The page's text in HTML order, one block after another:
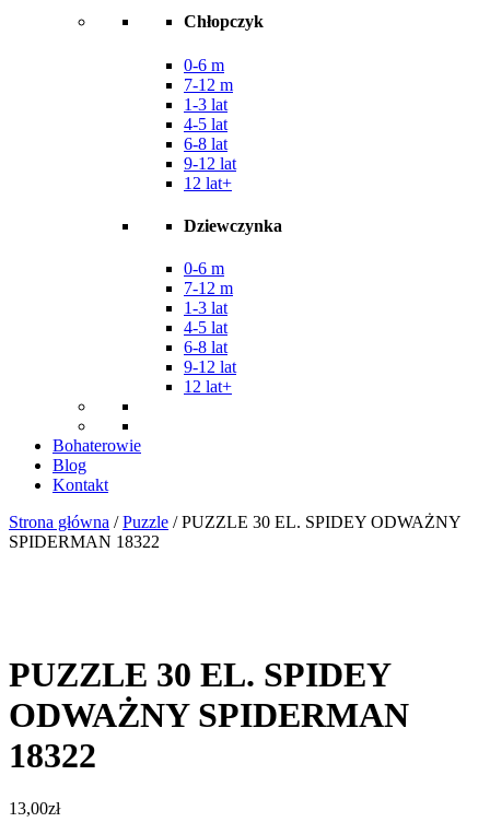
Chłopczyk
0-6 m
7-12 m
1-3 lat
4-5 lat
6-8 lat
9-12 lat
12 lat+
Dziewczynka
0-6 m
7-12 m
1-3 lat
4-5 lat
6-8 lat
9-12 lat
12 lat+
Bohaterowie
Blog
Kontakt
Strona główna /Puzzle / PUZZLE 30 EL. SPIDEY ODWAŻNY
SPIDERMAN 18322
PUZZLE 30 EL. SPIDEY
ODWAŻNY SPIDERMAN
18322
13,00zł